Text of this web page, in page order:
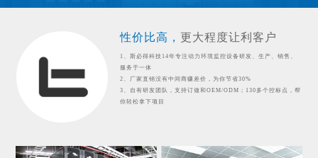
性价比高， 更大程度让利客户
1、斯必得科技14年专注动力环境监控设备研发、生产、销售、
服务于一体
2、厂家直销没有中间商赚差价，为你节省30%
3、自有研发团队，支持订做和OEM/ODM；130多个控标点，帮
你轻松拿下项目